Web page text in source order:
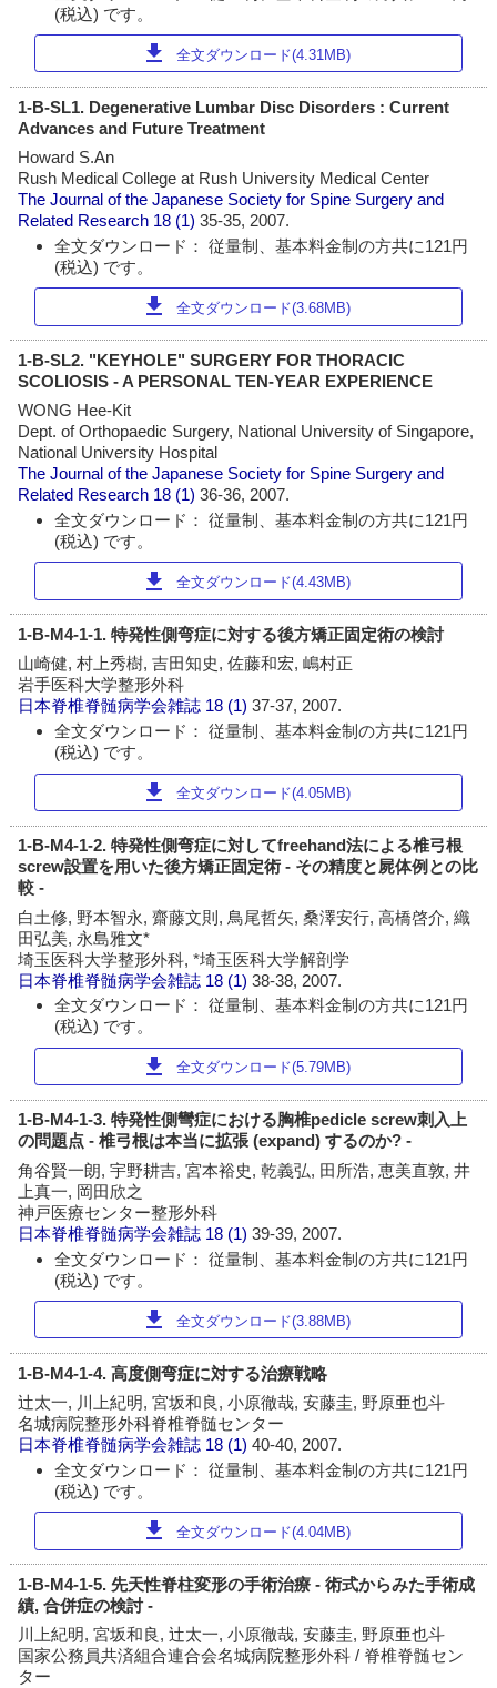
(税込) です。
download 全文ダウンロード(4.31MB)
1-B-SL1. Degenerative Lumbar Disc Disorders : Current
Advances and Future Treatment
Howard S.An
Rush Medical College at Rush University Medical Center
The Journal of the Japanese Society for Spine Surgery and
Related Research 18 (1)35-35, 2007.
全文ダウンロード： 従量制、基本料金制の方共に121円
(税込) です。
download 全文ダウンロード(3.68MB)
1-B-SL2. "KEYHOLE" SURGERY FOR THORACIC
SCOLIOSIS - A PERSONAL TEN-YEAR EXPERIENCE
WONG Hee-Kit
Dept. of Orthopaedic Surgery, National University of Singapore,
National University Hospital
The Journal of the Japanese Society for Spine Surgery and
Related Research 18 (1)36-36, 2007.
全文ダウンロード： 従量制、基本料金制の方共に121円
(税込) です。
download 全文ダウンロード(4.43MB)
1-B-M4-1-1. 特発性側弯症に対する後方矯正固定術の検討
山崎健, 村上秀樹, 吉田知史, 佐藤和宏, 嶋村正
岩手医科大学整形外科
日本脊椎脊髄病学会雑誌 18 (1)37-37, 2007.
全文ダウンロード： 従量制、基本料金制の方共に121円
(税込) です。
download 全文ダウンロード(4.05MB)
1-B-M4-1-2. 特発性側弯症に対してfreehand法による椎弓根
screw設置を用いた後方矯正固定術 - その精度と屍体例との比
較 -
白土修, 野本智永, 齋藤文則, 鳥尾哲矢, 桑澤安行, 高橋啓介, 織
田弘美, 永島雅文*
埼玉医科大学整形外科, *埼玉医科大学解剖学
日本脊椎脊髄病学会雑誌 18 (1)38-38, 2007.
全文ダウンロード： 従量制、基本料金制の方共に121円
(税込) です。
download 全文ダウンロード(5.79MB)
1-B-M4-1-3. 特発性側彎症における胸椎pedicle screw刺入上
の問題点 - 椎弓根は本当に拡張 (expand) するのか? -
角谷賢一朗, 宇野耕吉, 宮本裕史, 乾義弘, 田所浩, 恵美直敦, 井
上真一, 岡田欣之
神戸医療センター整形外科
日本脊椎脊髄病学会雑誌 18 (1)39-39, 2007.
全文ダウンロード： 従量制、基本料金制の方共に121円
(税込) です。
download 全文ダウンロード(3.88MB)
1-B-M4-1-4. 高度側弯症に対する治療戦略
辻太一, 川上紀明, 宮坂和良, 小原徹哉, 安藤圭, 野原亜也斗
名城病院整形外科脊椎脊髄センター
日本脊椎脊髄病学会雑誌 18 (1)40-40, 2007.
全文ダウンロード： 従量制、基本料金制の方共に121円
(税込) です。
download 全文ダウンロード(4.04MB)
1-B-M4-1-5. 先天性脊柱変形の手術治療 - 術式からみた手術成
績, 合併症の検討 -
川上紀明, 宮坂和良, 辻太一, 小原徹哉, 安藤圭, 野原亜也斗
国家公務員共済組合連合会名城病院整形外科 / 脊椎脊髄セン
ター